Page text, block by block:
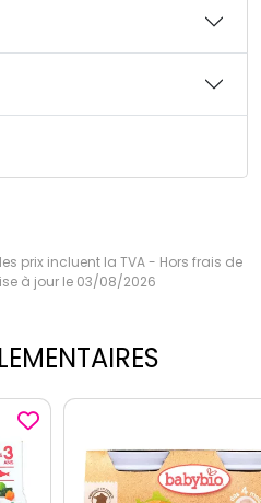
prix incluent la TVA - Hors frais de
à jour le 03/08/2026